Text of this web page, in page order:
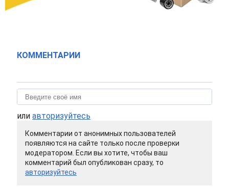
КОММЕНТАРИИ
или авторизуйтесь
Комментарии от анонимных пользователей
появляются на сайте только после проверки
модератором. Если вы хотите, чтобы ваш
комментарий был опубликован сразу, то
авторизуйтесь